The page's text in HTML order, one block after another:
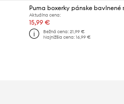
Aktuálna cena:
15,99 €
Bežná cena: 21,99 €
Najnižšia cena: 16,99 €